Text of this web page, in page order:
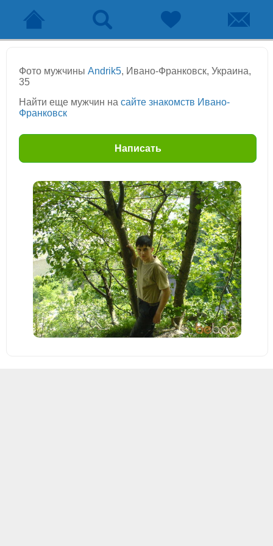
Фото мужчины Andrik5, Ивано-Франковск, Украина,
35
Найти еще мужчин на сайте знакомств Ивано-
Франковск
Написать